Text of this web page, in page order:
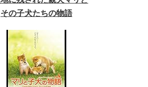
その子犬たちの物語